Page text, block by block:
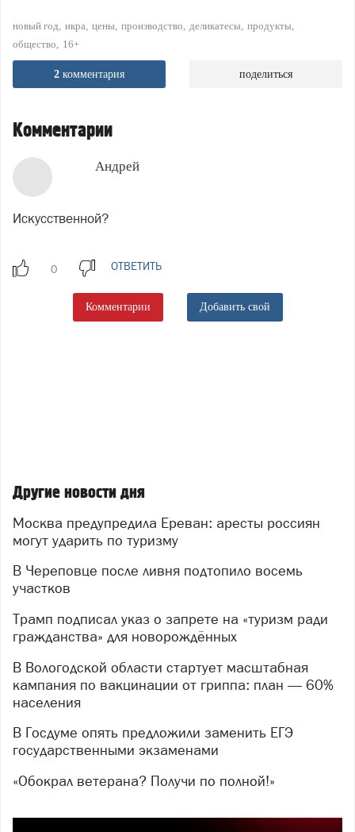
новый год икра цены производство деликатесы продукты
общество
16+
2 комментария поделиться
Комментарии
Андрей
Искусственной?
ОТВЕТИТЬ
Комментарии Добавить свой
Другие новости дня
Москва предупредила Ереван: аресты россиян
могут ударить по туризму
В Череповце после ливня подтопило восемь
участков
Трамп подписал указ о запрете на «туризм ради
гражданства» для новорождённых
В Вологодской области стартует масштабная
кампания по вакцинации от гриппа: план — 60%
населения
В Госдуме опять предложили заменить ЕГЭ
государственными экзаменами
«Обокрал ветерана? Получи по полной!»